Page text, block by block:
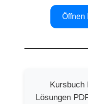
Öffnen
Kursbuch
Lösungen